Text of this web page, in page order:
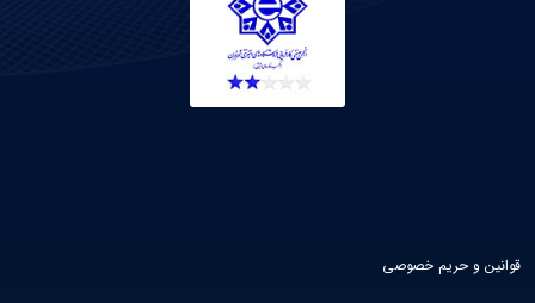
قوانین و حریم خصوصی